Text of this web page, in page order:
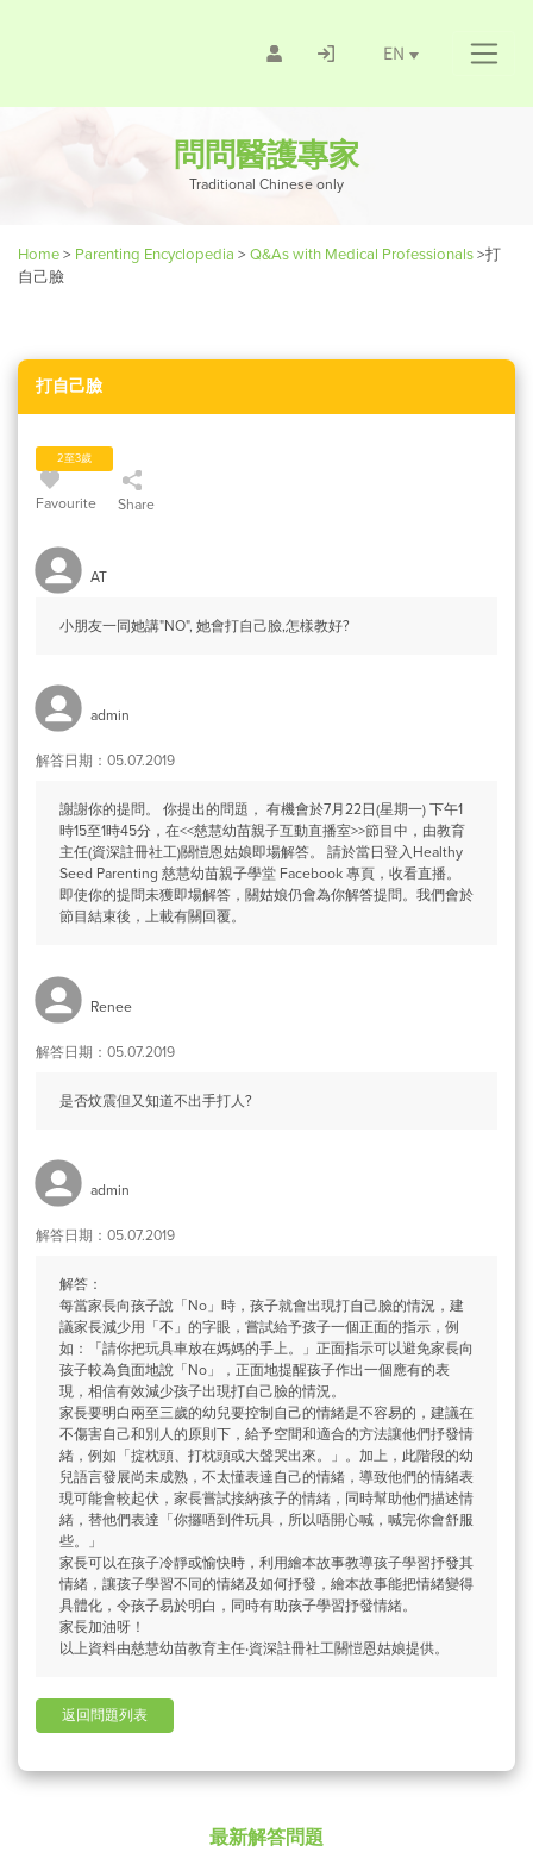
EN
問問醫護專家
Traditional Chinese only
Home> Parenting Encyclopedia > Q&As with Medical Professionals>打
自己臉
打自己臉
2至3歲
Favourite Share
AT
小朋友一同她講"NO", 她會打自己臉,怎樣教好?
admin
解答日期：05.07.2019
謝謝你的提問。 你提出的問題， 有機會於7月22日(星期一) 下午1
時15至1時45分，在<<慈慧幼苗親子互動直播室>>節目中，由教育
主任(資深註冊社工)關愷恩姑娘即場解答。 請於當日登入Healthy
Seed Parenting 慈慧幼苗親子學堂 Facebook 專頁，收看直播。
即使你的提問未獲即場解答，關姑娘仍會為你解答提問。我們會於
節目結束後，上載有關回覆。
Renee
解答日期：05.07.2019
是否炆震但又知道不出手打人?
admin
解答日期：05.07.2019
解答：
每當家長向孩子說「No」時，孩子就會出現打自己臉的情況，建
議家長減少用「不」的字眼，嘗試給予孩子一個正面的指示，例
如：「請你把玩具車放在媽媽的手上。」正面指示可以避免家長向
孩子較為負面地說「No」，正面地提醒孩子作出一個應有的表
現，相信有效減少孩子出現打自己臉的情況。
家長要明白兩至三歲的幼兒要控制自己的情緒是不容易的，建議在
不傷害自己和別人的原則下，給予空間和適合的方法讓他們抒發情
緒，例如「掟枕頭、打枕頭或大聲哭出來。」。加上，此階段的幼
兒語言發展尚未成熟，不太懂表達自己的情緒，導致他們的情緒表
現可能會較起伏，家長嘗試接納孩子的情緒，同時幫助他們描述情
緒，替他們表達「你攞唔到件玩具，所以唔開心喊，喊完你會舒服
些。」
家長可以在孩子冷靜或愉快時，利用繪本故事教導孩子學習抒發其
情緒，讓孩子學習不同的情緒及如何抒發，繪本故事能把情緒變得
具體化，令孩子易於明白，同時有助孩子學習抒發情緒。
家長加油呀！
以上資料由慈慧幼苗教育主任‧資深註冊社工關愷恩姑娘提供。
返回問題列表
最新解答問題